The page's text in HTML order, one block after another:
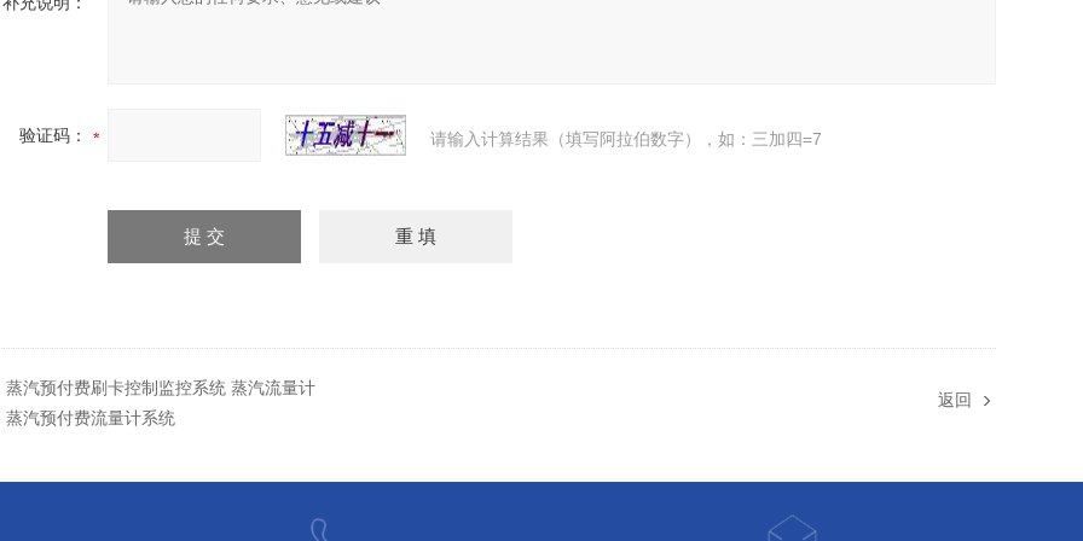
验证码： 请输入计算结果（填写阿拉伯数字），如：三加四=7
蒸汽预付费刷卡控制监控系统 蒸汽流量计
蒸汽预付费流量计系统
返回